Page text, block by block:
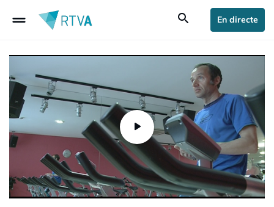
drag_handle search En directe